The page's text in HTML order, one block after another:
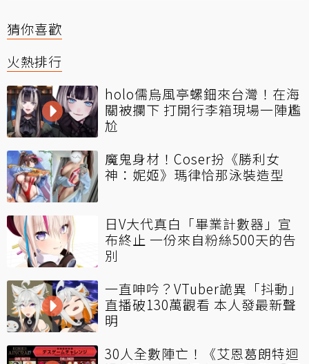
猜你喜歡
火熱排行
holo儒烏風亭螺鈿來台灣！在海
關被攔下 打開行李箱現場一陣尷
尬
魔鬼身材！Coser扮《勝利女
神：妮姬》瑪律恰那泳裝造型
日V大代真白「畢業計數器」宣
布終止 一份來自粉絲500天的告
別
一直呻吟？VTuber詭異「抖動」
直播破130萬觀看 本人發最新聲
明
30人全數陣亡！《艾恩葛朗特迴